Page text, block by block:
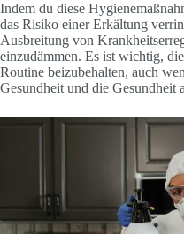
Indem du diese
das Risiko einer Erkältung
Ausbreitung von
einzudämmen. Es ist wichtig,
Routine beizubehalten, auch
Gesundheit und die Gesundheit